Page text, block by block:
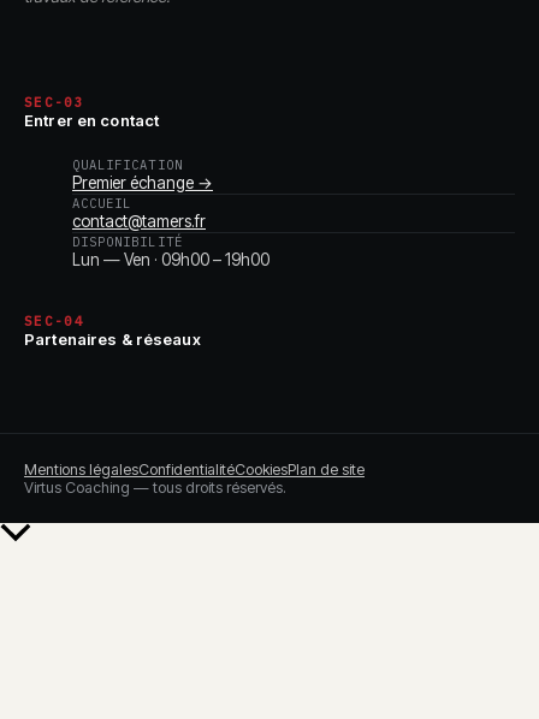
SEC-03
Entrer en contact
QUALIFICATION
Premier échange →
ACCUEIL
contact@tamers.fr
DISPONIBILITÉ
Lun — Ven · 09h00 – 19h00
SEC-04
Partenaires & réseaux
Mentions légalesConfidentialitéCookiesPlan de site
Virtus Coaching — tous droits réservés.